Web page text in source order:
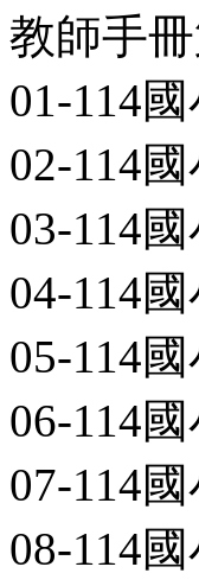
教師手
01-114
02-114
03-114
04-114
05-114
06-114
07-114
08-114